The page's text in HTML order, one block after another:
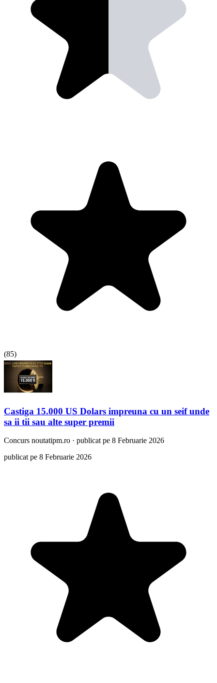
(85)
Castiga 15.000 US Dolars impreuna cu un seif unde
sa ii tii sau alte super premii
Concurs noutatipm.ro · publicat pe 8 Februarie 2026
publicat pe 8 Februarie 2026